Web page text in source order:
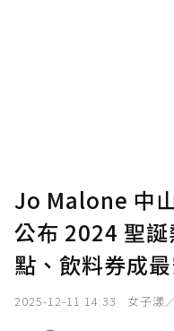
Jo Malone 中
公布 2024 聖
點、飲料券成
2025-12-11 14:33 女子漾